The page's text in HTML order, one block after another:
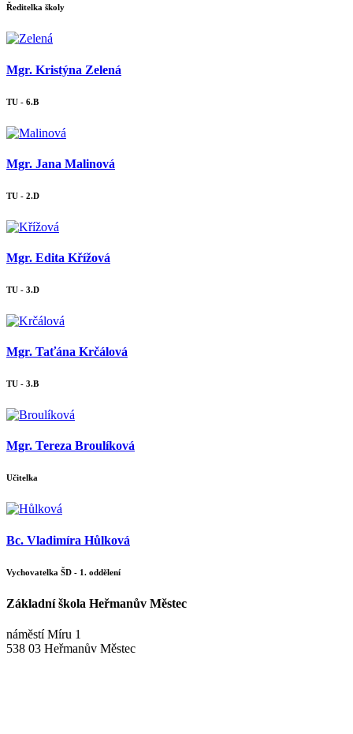
Ředitelka školy
Mgr. Kristýna Zelená
TU - 6.B
Mgr. Jana Malinová
TU - 2.D
Mgr. Edita Křížová
TU - 3.D
Mgr. Taťána Krčálová
TU - 3.B
Mgr. Tereza Broulíková
Učitelka
Bc. Vladimíra Hůlková
Vychovatelka ŠD - 1. oddělení
Základní škola Heřmanův Městec
náměstí Míru 1
538 03 Heřmanův Městec